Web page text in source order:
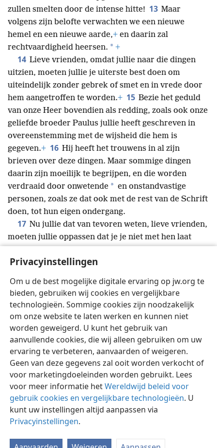
Privacyinstellingen
Om u de best mogelijke digitale ervaring op jw.org te
bieden, gebruiken wij cookies en vergelijkbare
technologieën. Sommige cookies zijn noodzakelijk
om onze website te laten werken en kunnen niet
worden geweigerd. U kunt het gebruik van
aanvullende cookies, die wij alleen gebruiken om uw
ervaring te verbeteren, aanvaarden of weigeren.
Geen van deze gegevens zal ooit worden verkocht of
voor marketingdoeleinden worden gebruikt. Lees
voor meer informatie hetWereldwijd beleid voor
gebruik cookies en vergelijkbare technologieën. U
kunt uw instellingen altijd aanpassen via
Privacyinstellingen.
zullen smelten door de intense hitte! 13 Maar
volgens zijn belofte verwachten we een nieuwe
hemel en een nieuwe aarde,+ en daarin zal
rechtvaardigheid heersen. * +
14 Lieve vrienden, omdat jullie naar die dingen
uitzien, moeten jullie je uiterste best doen om
uiteindelijk zonder gebrek of smet en in vrede door
hem aangetroffen te worden.+ 15 Bezie het geduld
van onze Heer bovendien als redding, zoals ook onze
geliefde broeder Paulus jullie heeft geschreven in
overeenstemming met de wijsheid die hem is
gegeven.+ 16 Hij heeft het trouwens in al zijn
brieven over deze dingen. Maar sommige dingen
daarin zijn moeilijk te begrijpen, en die worden
verdraaid door onwetende * en onstandvastige
personen, zoals ze dat ook met de rest van de Schrift
doen, tot hun eigen ondergang.
17 Nu jullie dat van tevoren weten, lieve vrienden,
moeten jullie oppassen dat je je niet met hen laat
zo zelf je standvastigheid verliest.
onze Heer en Redder Jezus Christus. Hem komt de
eer toe, nu en tot de dag van de eeuwigheid. Amen.
Nederlands Delen Instellingen
Copyright © 2026 Watch Tower Bible and Tract Society of Pennsylvania
Gebruiksvoorwaarden Privacybeleid
Privacyinstellingen
JW.ORG
Inloggen